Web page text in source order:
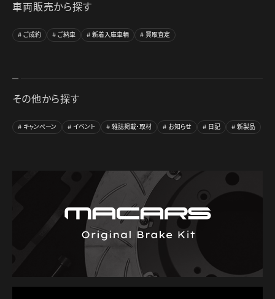
車両販売から探す
ご成約 ご納車 新着入庫車輌 買取査定
その他から探す
キャンペーン イベント 雑誌掲載・取材 お知らせ 日記 新製品